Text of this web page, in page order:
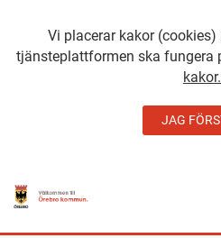
Vi placerar kakor
tjänsteplattformen ska fungera
kakor.
JAG